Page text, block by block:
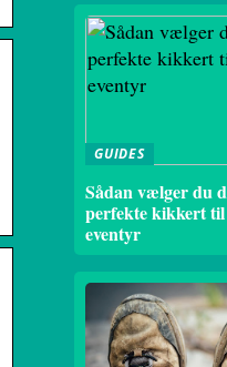
GUIDES
Sådan vælger du
perfekte kikkert
eventyr